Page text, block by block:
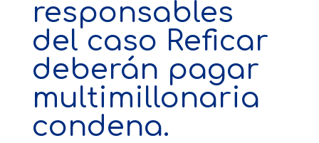
responsables
del caso Reficar
deberán pagar
multimillonaria
condena.